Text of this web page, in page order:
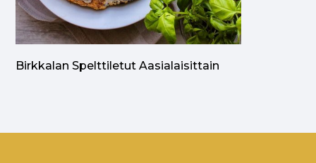
Birkkalan Spelttiletut Aasialaisittain